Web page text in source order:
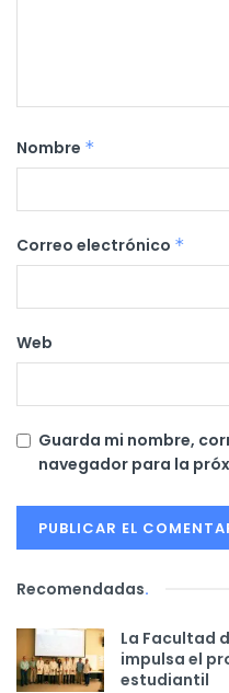
Nombre *
Correo electrónico *
Web
Guarda mi nombre,
navegador para la
Recomendadas.
La Facultad
impulsa el
estudiantil